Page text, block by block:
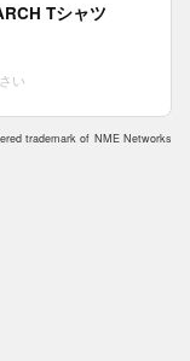
Tシャツ
い
trademark of NME Networks